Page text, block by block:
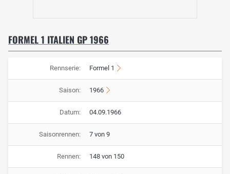
FORMEL 1 ITALIEN GP 1966
Rennserie: Formel 1
Saison: 1966
Datum: 04.09.1966
Saisonrennen: 7 von 9
Rennen: 148 von 150